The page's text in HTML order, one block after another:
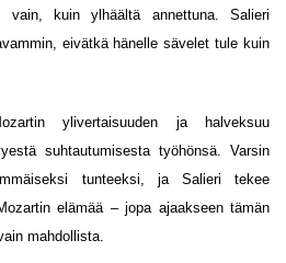
kuin ylhäältä annettuna. Salieri
eivätkä hänelle sävelet tule kuin
ylivertaisuuden ja halveksuu
suhtautumisesta työhönsä. Varsin
tunteeksi, ja Salieri tekee
elämää – jopa ajaakseen tämän
mahdollista.